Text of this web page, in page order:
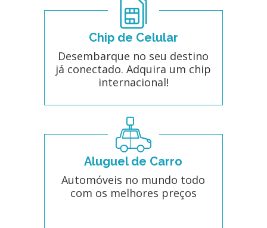
Chip de Celular
Desembarque no seu destino
já conectado. Adquira um chip
internacional!
Aluguel de Carro
Automóveis no mundo todo
com os melhores preços